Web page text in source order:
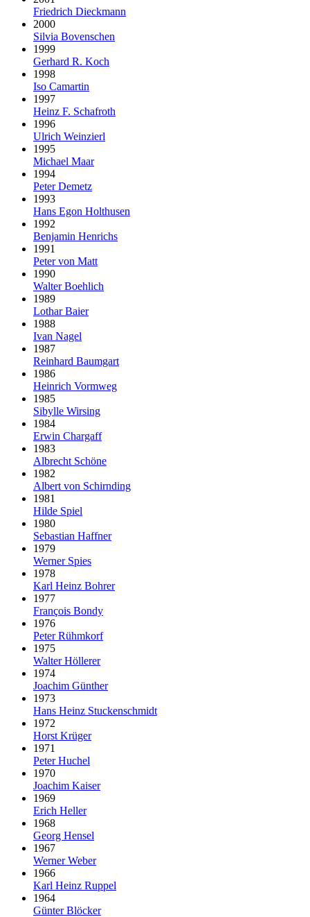
Friedrich Dieckmann
2000
Silvia Bovenschen
1999
Gerhard R. Koch
1998
Iso Camartin
1997
Heinz F. Schafroth
1996
Ulrich Weinzierl
1995
Michael Maar
1994
Peter Demetz
1993
Hans Egon Holthusen
1992
Benjamin Henrichs
1991
Peter von Matt
1990
Walter Boehlich
1989
Lothar Baier
1988
Ivan Nagel
1987
Reinhard Baumgart
1986
Heinrich Vormweg
1985
Sibylle Wirsing
1984
Erwin Chargaff
1983
Albrecht Schöne
1982
Albert von Schirnding
1981
Hilde Spiel
1980
Sebastian Haffner
1979
Werner Spies
1978
Karl Heinz Bohrer
1977
François Bondy
1976
Peter Rühmkorf
1975
Walter Höllerer
1974
Joachim Günther
1973
Hans Heinz Stuckenschmidt
1972
Horst Krüger
1971
Peter Huchel
1970
Joachim Kaiser
1969
Erich Heller
1968
Georg Hensel
1967
Werner Weber
1966
Karl Heinz Ruppel
1964
Günter Blöcker